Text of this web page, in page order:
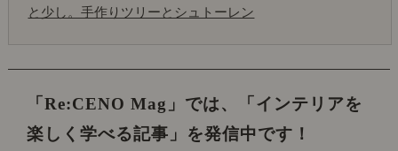
と少し。手作りツリーとシュトーレン
「Re:CENO Mag」では、
「インテリアを
楽しく学べる記事」を発信中です！